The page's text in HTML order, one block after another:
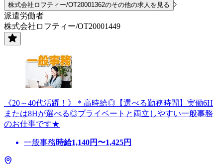
株式会社ロフティー/OT20001362のその他の求人を見る
派遣労働者
株式会社ロフティー/OT20001449
《20～40代活躍！》＊高時給◎【選べる勤務時間】実働6H
または8Hが選べる◎プライベートと両立しやすい一般事務
のお仕事です★
一般事務時給1,140円〜1,425円